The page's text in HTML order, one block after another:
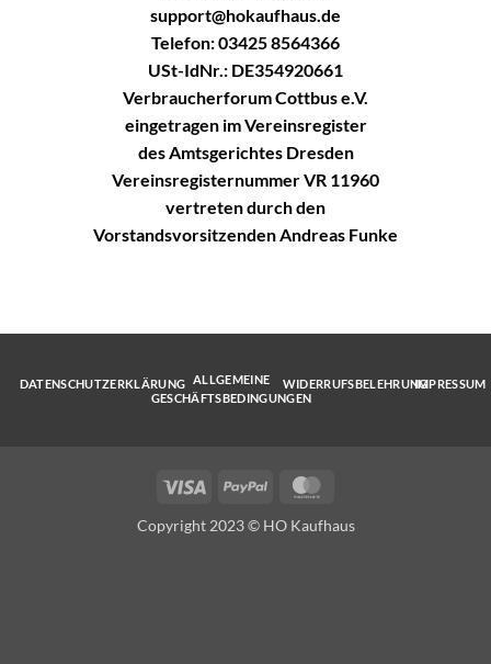
support@hokaufhaus.de
Telefon: 03425 8564366
USt-IdNr.: DE354920661
Verbraucherforum Cottbus e.V.
eingetragen im Vereinsregister
des Amtsgerichtes Dresden
Vereinsregisternummer VR 11960
vertreten durch den
Vorstandsvorsitzenden Andreas Funke
DATENSCHUTZERKLÄRUNG ALLGEMEINE
GESCHÄFTSBEDINGUNGEN
WIDERRUFSBELEHRUNGIMPRESSUM
Visa PayPal
Copyright 2023 © HO Kaufhaus